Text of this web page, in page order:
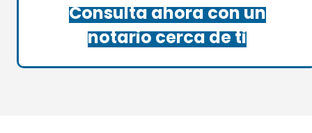
Consulta ahora con un
notario cerca de ti